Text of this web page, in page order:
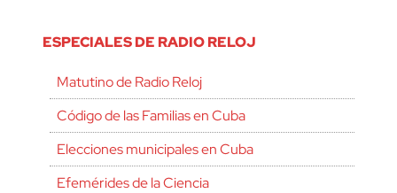
ESPECIALES DE RADIO RELOJ
Matutino de Radio Reloj
Código de las Familias en Cuba
Elecciones municipales en Cuba
Efemérides de la Ciencia